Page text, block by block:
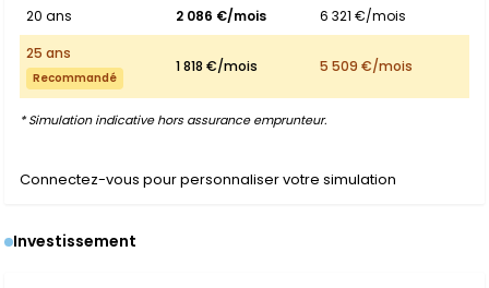
20 ans 2 086 €/mois
6 321 €/mois
25 ans
Recommandé
1 818 €/mois 5 509 €/mois
* Simulation indicative hors assurance emprunteur.
Connectez-vous pour personnaliser votre simulation
Investissement